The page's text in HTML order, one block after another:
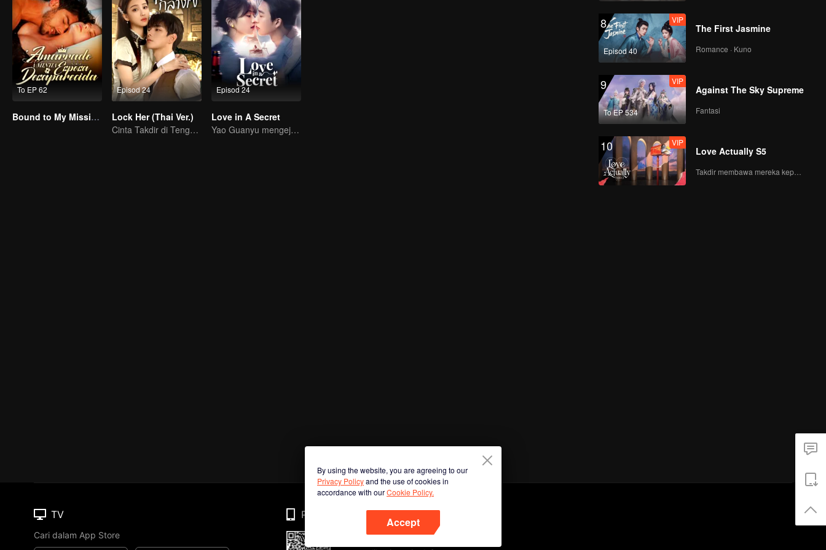
To EP 62
Bound to My Missing Wife
Episod 24
Lock Her (Thai Ver.)
Cinta Takdir di Tengah Kacau Bala!
Episod 24
Love in A Secret
Yao Guanyu mengejar cinta dalam takdir yang berliku
8
Episod 40
VIP
The First Jasmine
Romance · Kuno
9
To EP 534
VIP
Against The Sky Supreme
Fantasi
10 VIP
Love Actually S5
Takdir membawa mereka kepada cinta yang tulus!
By using the website, you are agreeing to our
Privacy Policyand the use of cookies in
accordance with ourCookie Policy.
Accept
TV
Cari dalam App Store
Phone